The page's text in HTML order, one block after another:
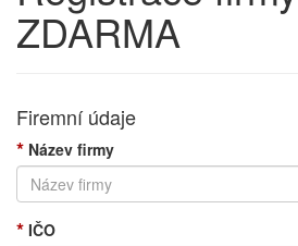
ZDARMA
Firemní údaje
* Název firmy
* IČO